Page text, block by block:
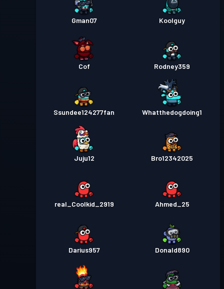
Gman07 Koolguy
Cof Rodney359
Ssundee124277fan Whatthedogdoing1
Juju12 Bro12342025
real_Coolkid_2919 Ahmed_25
Darius957 Donald890